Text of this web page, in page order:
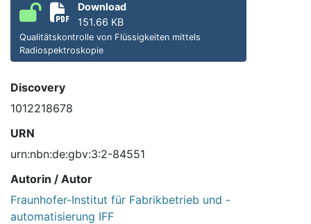
Download
151.66 KB
Qualitätskontrolle von Flüssigkeiten mittels
Radiospektroskopie
Discovery
1012218678
URN
urn:nbn:de:gbv:3:2-84551
Autorin / Autor
Fraunhofer-Institut für Fabrikbetrieb und -
automatisierung IFF